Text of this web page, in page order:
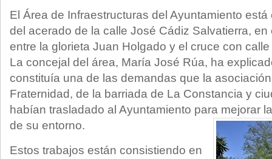
El Área de Infraestructuras del Ayuntamiento
del acerado de la calle José Cádiz Salvatierra,
entre la glorieta Juan Holgado y el cruce con
La concejal del área, María José Rúa, ha
constituía una de las demandas que la
Fraternidad, de la barriada de La Constancia y
habían trasladado al Ayuntamiento para mejorar
de su entorno.
Estos trabajos están consistiendo en